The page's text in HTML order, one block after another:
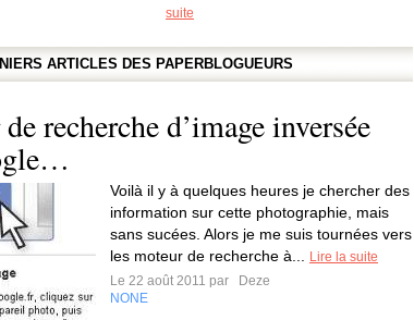
suite
ARTICLES DES PAPERBLOGUEURS
recherche d’image inversée
Voilà il y à quelques heures je chercher des
information sur cette photographie, mais
sans sucées. Alors je me suis tournées vers
les moteur de recherche à...
Lire la suite
Le 22 août 2011 par
Deze
NONE